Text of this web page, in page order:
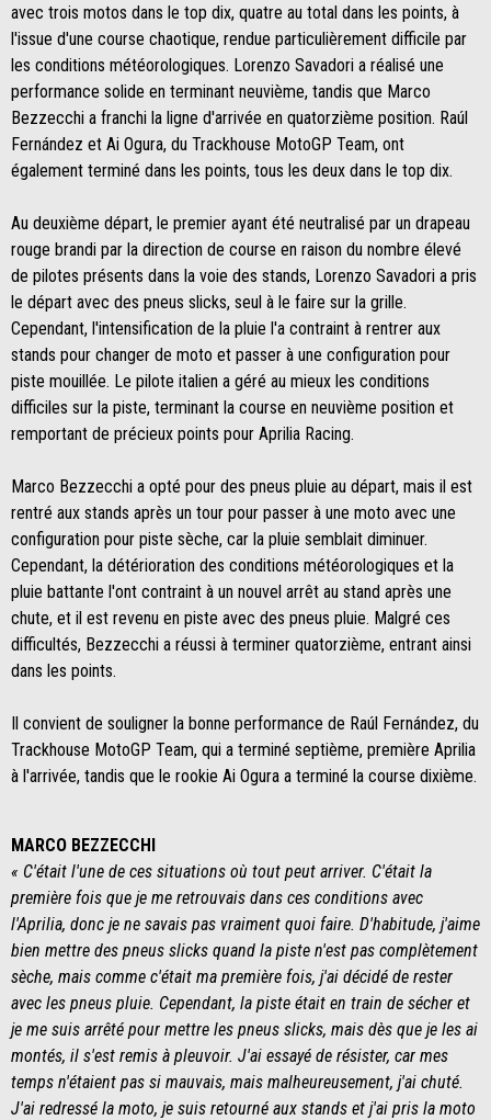
avec trois motos dans le top dix, quatre au total dans les points, à
l'issue d'une course chaotique, rendue particulièrement difficile par
les conditions météorologiques. Lorenzo Savadori a réalisé une
performance solide en terminant neuvième, tandis que Marco
Bezzecchi a franchi la ligne d'arrivée en quatorzième position. Raúl
Fernández et Ai Ogura, du Trackhouse MotoGP Team, ont
également terminé dans les points, tous les deux dans le top dix.
Au deuxième départ, le premier ayant été neutralisé par un drapeau
rouge brandi par la direction de course en raison du nombre élevé
de pilotes présents dans la voie des stands, Lorenzo Savadori a pris
le départ avec des pneus slicks, seul à le faire sur la grille.
Cependant, l'intensification de la pluie l'a contraint à rentrer aux
stands pour changer de moto et passer à une configuration pour
piste mouillée. Le pilote italien a géré au mieux les conditions
difficiles sur la piste, terminant la course en neuvième position et
remportant de précieux points pour Aprilia Racing.
Marco Bezzecchi a opté pour des pneus pluie au départ, mais il est
rentré aux stands après un tour pour passer à une moto avec une
configuration pour piste sèche, car la pluie semblait diminuer.
Cependant, la détérioration des conditions météorologiques et la
pluie battante l'ont contraint à un nouvel arrêt au stand après une
chute, et il est revenu en piste avec des pneus pluie. Malgré ces
difficultés, Bezzecchi a réussi à terminer quatorzième, entrant ainsi
dans les points.
Il convient de souligner la bonne performance de Raúl Fernández, du
Trackhouse MotoGP Team, qui a terminé septième, première Aprilia
à l'arrivée, tandis que le rookie Ai Ogura a terminé la course dixième.
MARCO BEZZECCHI
« C'était l'une de ces situations où tout peut arriver. C'était la
première fois que je me retrouvais dans ces conditions avec
l'Aprilia, donc je ne savais pas vraiment quoi faire. D'habitude, j'aime
bien mettre des pneus slicks quand la piste n'est pas complètement
sèche, mais comme c'était ma première fois, j'ai décidé de rester
avec les pneus pluie. Cependant, la piste était en train de sécher et
je me suis arrêté pour mettre les pneus slicks, mais dès que je les ai
montés, il s'est remis à pleuvoir. J'ai essayé de résister, car mes
temps n'étaient pas si mauvais, mais malheureusement, j'ai chuté.
J'ai redressé la moto, je suis retourné aux stands et j'ai pris la moto